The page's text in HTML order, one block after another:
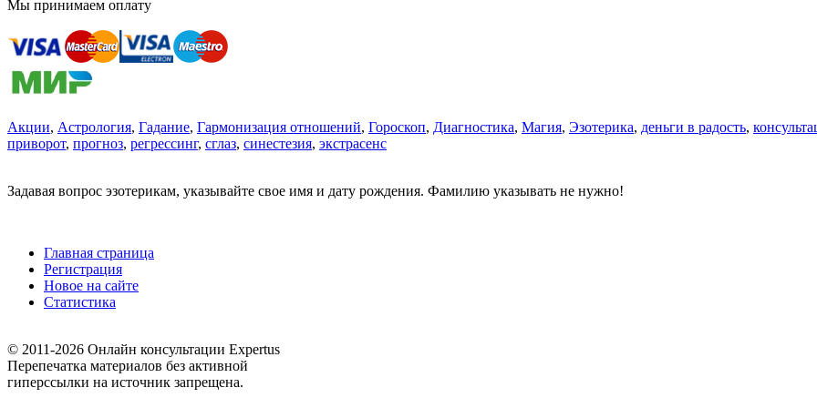
Мы принимаем оплату
Акции, Астрология, Гадание, Гармонизация отношений, Гороскоп, Диагностика, Магия, Эзотерика, деньги в радость,
приворот, прогноз, регрессинг, сглаз, синестезия, экстрасенс
Задавая вопрос эзотерикам, указывайте свое имя и дату рождения. Фамилию указывать не нужно!
Главная страница
Регистрация
Новое на сайте
Статистика
© 2011-2026 Онлайн консультации Expertus
Перепечатка материалов без активной
гиперссылки на источник запрещена.